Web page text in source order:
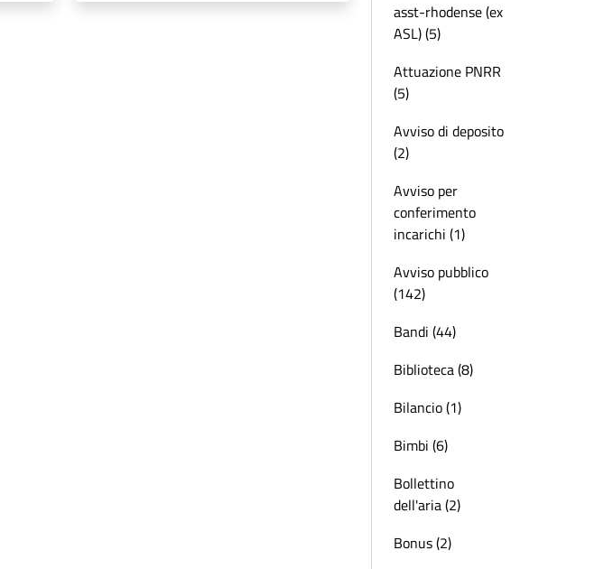
asst-rhodense (ex
ASL) (5)
Attuazione PNRR
(5)
Avviso di deposito
(2)
Avviso per
conferimento
incarichi (1)
Avviso pubblico
(142)
Bandi (44)
Biblioteca (8)
Bilancio (1)
Bimbi (6)
Bollettino
dell'aria (2)
Bonus (2)